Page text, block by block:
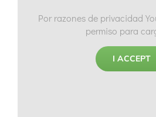
Por razones de privacidad
permiso para
I ACCEPT